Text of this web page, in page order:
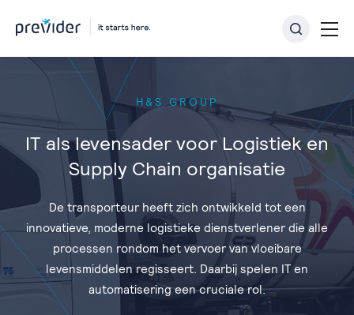
H&S GROUP
IT als levensader voor Logistiek en
Supply Chain organisatie
De transporteur heeft zich ontwikkeld tot een
innovatieve, moderne logistieke dienstverlener die alle
processen rondom het vervoer van vloeibare
levensmiddelen regisseert. Daarbij spelen IT en
automatisering een cruciale rol.